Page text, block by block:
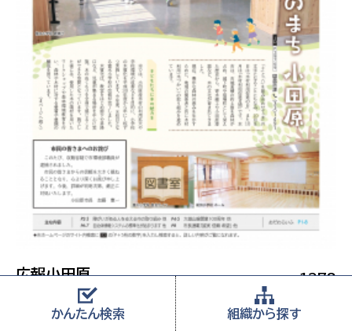
かんたん検索 組織から探す
1278
広報小田原
令和7年10月1日発行
#01 木づかいのまち 小田原